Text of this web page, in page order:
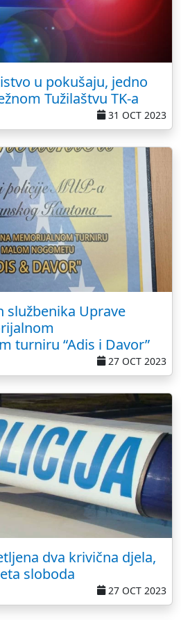
u pokušaju, jedno
Tužilaštvu TK-a
31 OCT 2023
službenika Uprave
turniru “Adis i Davor”
27 OCT 2023
dva krivična djela,
sloboda
27 OCT 2023